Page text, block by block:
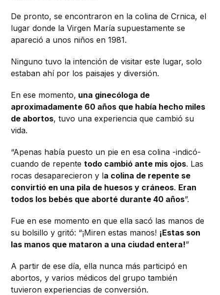
De pronto, se encontraron en la colina de Crnica, el
lugar donde la Virgen María supuestamente se
apareció a unos niños en 1981.
Ninguno tuvo la intención de visitar este lugar, solo
estaban ahí por los paisajes y diversión.
En ese momento, una ginecóloga de
aproximadamente 60 años que había hecho miles
de abortos, tuvo una experiencia que cambió su
vida.
“Apenas había puesto un pie en esa colina -indicó-
cuando de repentetodo cambió ante mis ojos. Las
rocas desaparecieron y la colina de repente se
convirtió en una pila de huesos y cráneos. Eran
todos los bebés que aborté durante 40 años”.
Fue en ese momento en que ella sacó las manos de
su bolsillo y gritó: “¡Miren estas manos! ¡Estas son
las manos que mataron a una ciudad entera!”
A partir de ese día, ella nunca más participó en
abortos, y varios médicos del grupo también
tuvieron experiencias de conversión.